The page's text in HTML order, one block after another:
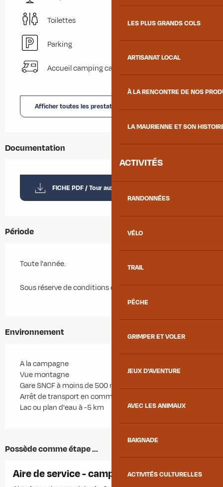
LES PLUS GRANDS COLS
ARTISANAT LOCAL
À LA RENCONTRE DE NOS
LA MAURIENNE ET SON
ACTIVITÉS
RANDONNÉES
VÉLO
TRAIL
PÊCHE
GRIMPER ET VOLER
JEUX D'AVENTURE
AVEC LES ANIMAUX
BAIGNADE
ACTIVITÉS CULTURELLES
Toilettes
Parking
Accueil camping car
Afficher toutes les prestations
Documentation
FICHE PDF / Tour aux Portes de Maurienne
Période
Toute l'année.
Sous réserve de conditions d'enneigement.
Environnement
A la campagne
Vue montagne
Gare SNCF à moins de 500 m
Arrêt de transport en commun à moins de 500 m
Lac ou plan d'eau à -5 km
Possède comme étape ...
Aire de service - camping-car